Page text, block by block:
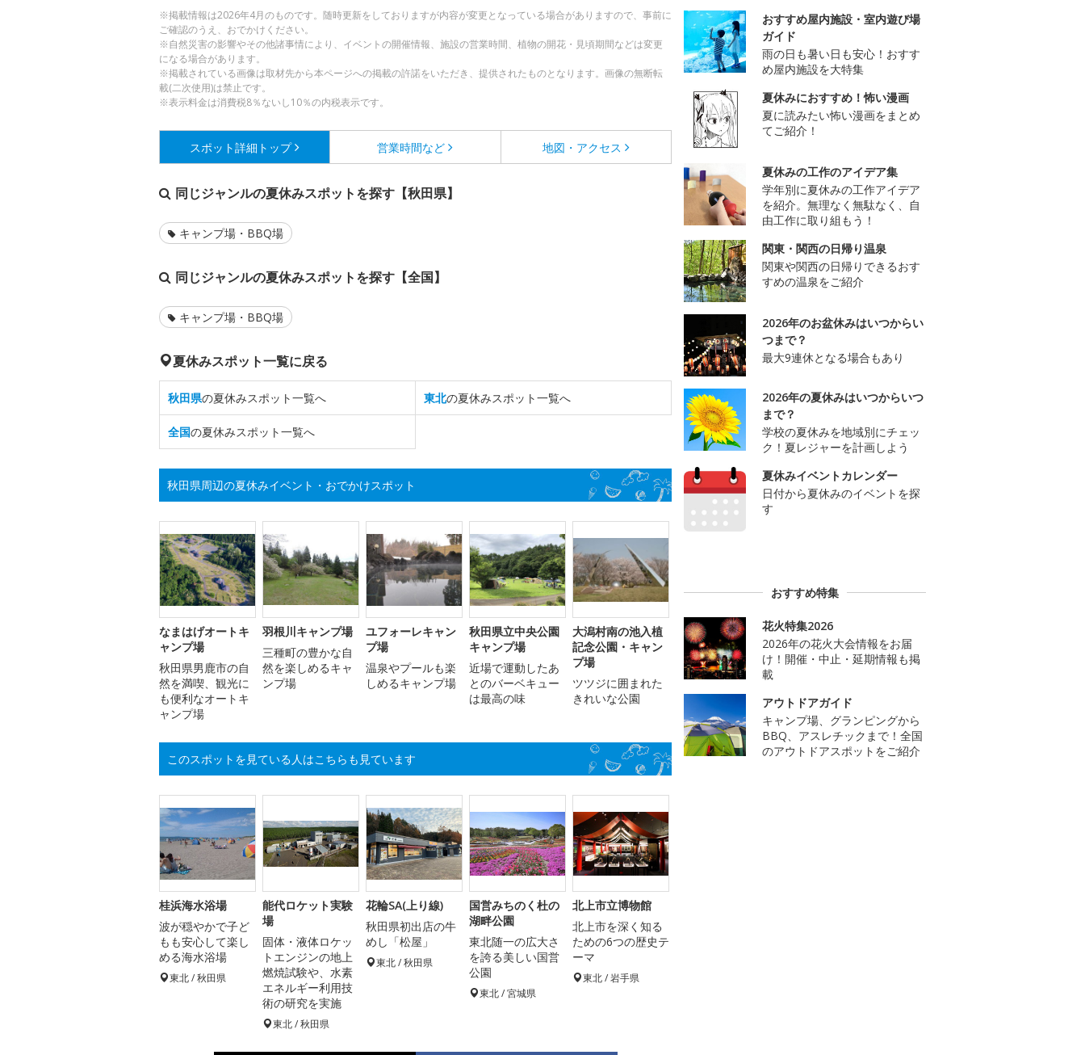
※掲載情報は2026年4月のものです。随時更新をしておりますが内容が変更となっている場合がありますので、事前に
ご確認のうえ、おでかけください。
※自然災害の影響やその他諸事情により、イベントの開催情報、施設の営業時間、植物の開花・見頃期間などは変更
になる場合があります。
※掲載されている画像は取材先から本ページへの掲載の許諾をいただき、提供されたものとなります。画像の無断転
載(二次使用)は禁止です。
※表示料金は消費税8％ないし10％の内税表示です。
スポット詳細 トップ 営業時間など 地図・アクセス
同じジャンルの夏休みスポットを探す【秋田県】
キャンプ場・BBQ場
同じジャンルの夏休みスポットを探す【全国】
キャンプ場・BBQ場
夏休みスポット一覧に戻る
秋田県の夏休みスポット一覧へ 東北の夏休みスポット一覧へ
全国の夏休みスポット一覧へ
秋田県周辺の夏休みイベント・おでかけスポット
なまはげオートキ
ャンプ場
秋田県男鹿市の自
然を満喫、観光に
も便利なオートキ
ャンプ場
羽根川キャンプ場
三種町の豊かな自
然を楽しめるキャ
ンプ場
ユフォーレキャン
プ場
温泉やプールも楽
しめるキャンプ場
秋田県立中央公園
キャンプ場
近場で運動したあ
とのバーベキュー
は最高の味
大潟村南の池入植
記念公園・キャン
プ場
ツツジに囲まれた
きれいな公園
このスポットを見ている人はこちらも見ています
桂浜海水浴場
波が穏やかで子ど
もも安心して楽し
める海水浴場
東北 / 秋田県
能代ロケット実験
場
固体・液体ロケッ
トエンジンの地上
燃焼試験や、水素
エネルギー利用技
術の研究を実施
東北 / 秋田県
花輪SA(上り線)
秋田県初出店の牛
めし「松屋」
東北 / 秋田県
国営みちのく杜の
湖畔公園
東北随一の広大さ
を誇る美しい国営
公園
東北 / 宮城県
北上市立博物館
北上市を深く知る
ための6つの歴史テ
ーマ
東北 / 岩手県
おすすめ屋内施設・室内遊び場
ガイド
雨の日も暑い日も安心！おすす
め屋内施設を大特集
夏休みにおすすめ！怖い漫画
夏に読みたい怖い漫画をまとめ
てご紹介！
夏休みの工作のアイデア集
学年別に夏休みの工作アイデア
を紹介。無理なく無駄なく、自
由工作に取り組もう！
関東・関西の日帰り温泉
関東や関西の日帰りできるおす
すめの温泉をご紹介
2026年のお盆休みはいつからい
つまで？
最大9連休となる場合もあり
2026年の夏休みはいつからいつ
まで？
学校の夏休みを地域別にチェッ
ク！夏レジャーを計画しよう
夏休みイベントカレンダー
日付から夏休みのイベントを探
す
おすすめ特集
花火特集2026
2026年の花火大会情報をお届
け！開催・中止・延期情報も掲
載
アウトドアガイド
キャンプ場、グランピングから
BBQ、アスレチックまで！全国
のアウトドアスポットをご紹介